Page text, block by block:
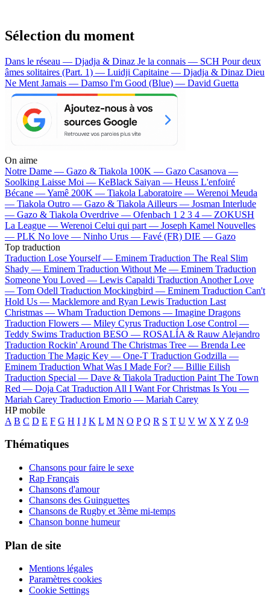
Sélection du moment
Dans le réseau — Djadja & Dinaz Je la connais — SCH Pour deux
âmes solitaires (Part. 1) — Luidji Capitaine — Djadja & Dinaz Dieu
Ne Ment Jamais — Damso I'm Good (Blue) — David Guetta
On aime
Notre Dame — Gazo & Tiakola 100K — Gazo Casanova —
Soolking Laisse Moi — KeBlack Saiyan — Heuss L'enfoiré
Bécane —Yamê 200K — Tiakola Laboratoire — Werenoi Meuda
— Tiakola Outro — Gazo & Tiakola Ailleurs — Josman Interlude
— Gazo & Tiakola Overdrive — Ofenbach 1 2 3 4 — ZOKUSH
La League — Werenoi Celui qui part — Joseph Kamel Nouvelles
— PLK No love — Ninho Urus — Favé (FR) DIE — Gazo
Top traduction
Traduction Lose Yourself — Eminem Traduction The Real Slim
Shady — Eminem Traduction Without Me — Eminem Traduction
Someone You Loved — Lewis Capaldi Traduction Another Love
— Tom Odell Traduction Mockingbird — Eminem Traduction Can't
Hold Us — Macklemore and Ryan Lewis Traduction Last
Christmas — Wham Traduction Demons — Imagine Dragons
Traduction Flowers — Miley Cyrus Traduction Lose Control —
Teddy Swims Traduction BESO — ROSALÍA & Rauw Alejandro
Traduction Rockin' Around The Christmas Tree — Brenda Lee
Traduction The Magic Key — One-T Traduction Godzilla —
Eminem Traduction What Was I Made For? — Billie Eilish
Traduction Special — Dave & Tiakola Traduction Paint The Town
Red — Doja Cat Traduction All I Want For Christmas Is You —
Mariah Carey Traduction Emorio — Mariah Carey
HP mobile
A B C D E F G H I J K L M N O P Q R S T U V W X Y Z 0-9
Thématiques
Chansons pour faire le sexe
Rap Français
Chansons d'amour
Chansons des Guinguettes
Chansons de Rugby et 3ème mi-temps
Chanson bonne humeur
Plan de site
Mentions légales
Paramètres cookies
Cookie Settings